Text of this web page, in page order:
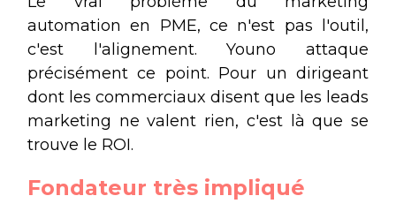
automation en PME, ce n'est pas l'outil,
c'est l'alignement. Youno attaque
précisément ce point. Pour un dirigeant
dont les commerciaux disent que les leads
marketing ne valent rien, c'est là que se
trouve le ROI.
Fondateur très impliqué